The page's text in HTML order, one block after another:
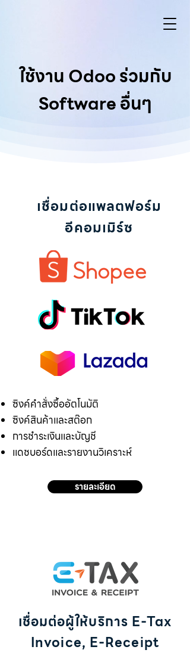
ใช้งาน Odoo ร่วมกับ
Software อื่นๆ
เชื่อมต่อแพลตฟอร์ม
อีคอมเมิร์ซ
ซิงค์คำสั่งซื้ออัตโนมัติ
ซิงค์สินค้าและสต๊อก
การชำระเงินและบัญชี
แดชบอร์ดและรายงานวิเคราะห์
รายละเอียด
เชื่อมต่อผู้ให้บริการ E-Tax
Invoice, E-Receipt